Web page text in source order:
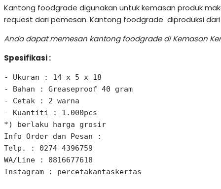
Kantong foodgrade digunakan untuk kemasan produk
request dari pemesan. Kantong foodgrade diproduksi
Anda dapat memesan kantong foodgrade di Kemasan
Spesifikasi :
- Ukuran : 14 x 5 x 18
- Bahan : Greaseproof 40 gram
- Cetak : 2 warna
- Kuantiti : 1.000pcs
*) berlaku harga grosir
Info Order dan Pesan :
Telp. : 0274 4396759
WA/Line : 0816677618
Instagram : percetakantaskertas